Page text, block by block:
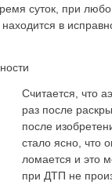
суток, при
в
Считается, что
раз после
после
стало ясно, что
ломается и это
при ДТП не